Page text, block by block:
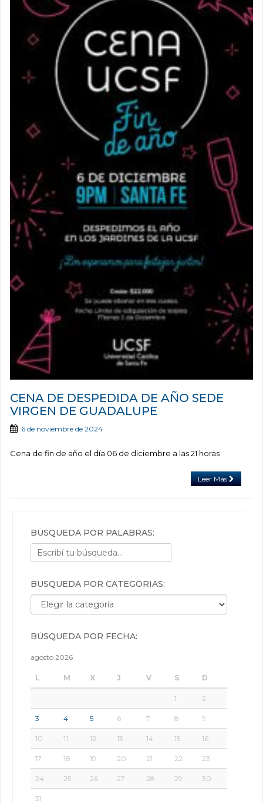
CENA DE DESPEDIDA DE AÑO SEDE
VIRGEN DE GUADALUPE
6 de noviembre de 2024
Cena de fin de año el día 06 de diciembre a las 21 horas
Leer Más
BÚSQUEDA POR PALABRAS:
BÚSQUEDA POR CATEGORÍAS:
Búsqueda por categorías:
BÚSQUEDA POR FECHA:
agosto 2026
L M X J V S D
1 2
3 4 5 6 7 8 9
10 11 12 13 14 15 16
17 18 19 20 21 22 23
24 25 26 27 28 29 30
31